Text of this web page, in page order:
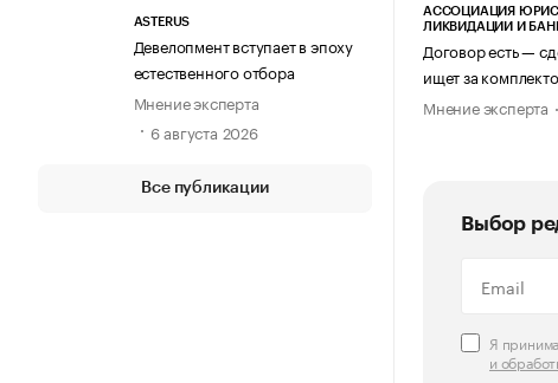
ASTERUS
Девелопмент вступает в эпоху
естественного отбора
Мнение эксперта
6 августа 2026
Все публикации
АССОЦИАЦИЯ
ЛИКВИДАЦИИ И
Договор есть —
ищет за
Мнение эксперта
Выбор
Я
и